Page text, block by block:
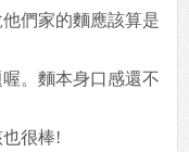
們家的麵應該算是
。麵本身口感還不
很棒!